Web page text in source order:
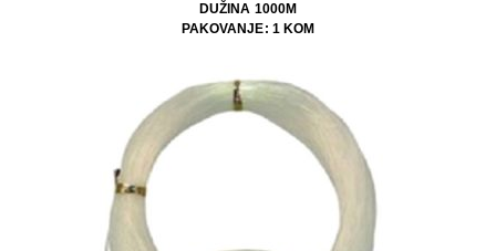
DUŽINA 1000M
PAKOVANJE: 1 KOM